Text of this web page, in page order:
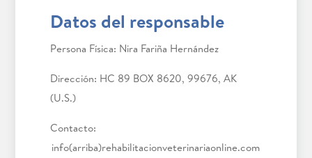
Datos del responsable
Persona Física: Nira Fariña Hernández
Dirección: HC 89 BOX 8620, 99676, AK
(U.S.)
Contacto:
info(arriba)rehabilitacionveterinariaonline.com